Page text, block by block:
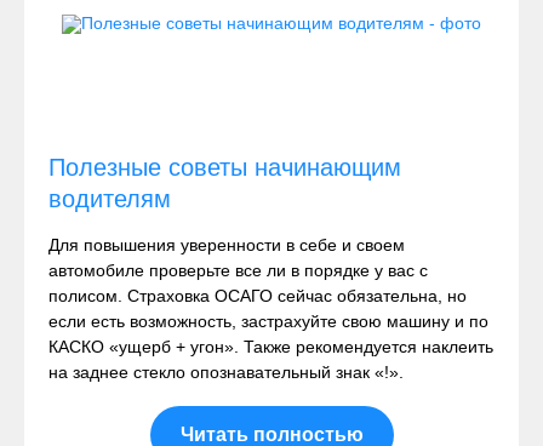
Полезные советы начинающим
водителям
Для повышения уверенности в себе и своем
автомобиле проверьте все ли в порядке у вас с
полисом. Страховка ОСАГО сейчас обязательна, но
если есть возможность, застрахуйте свою машину и по
КАСКО «ущерб + угон». Также рекомендуется наклеить
на заднее стекло опознавательный знак «!».
Читать полностью